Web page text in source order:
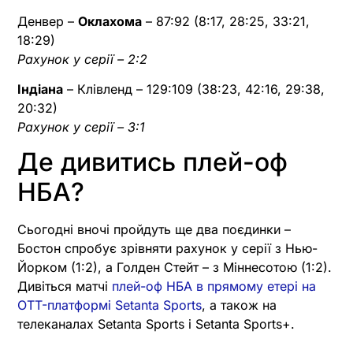
Денвер – Оклахома – 87:92 (8:17, 28:25, 33:21,
18:29)
Рахунок у серії – 2:2
Індіана – Клівленд – 129:109 (38:23, 42:16, 29:38,
20:32)
Рахунок у серії – 3:1
Де дивитись плей-оф
НБА?
Сьогодні вночі пройдуть ще два поєдинки –
Бостон спробує зрівняти рахунок у серії з Нью-
Йорком (1:2), а Голден Стейт – з Міннесотою (1:2).
Дивіться матчі плей-оф НБА в прямому етері на
OTT-платформі Setanta Sports, а також на
телеканалах Setanta Sports і Setanta Sports+.